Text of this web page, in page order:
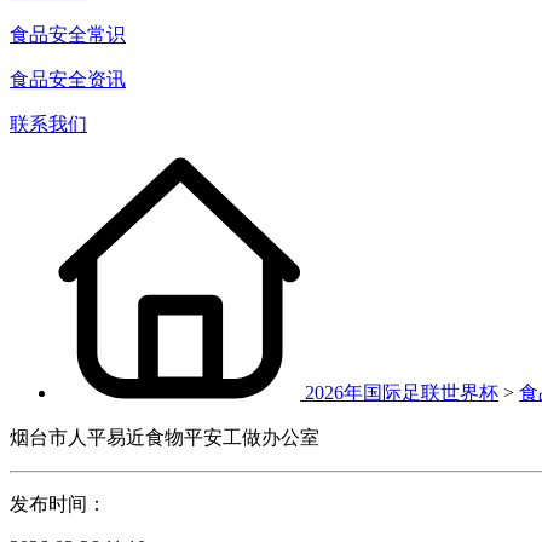
食品安全常识
食品安全资讯
联系我们
2026年国际足联世界杯 > 食
烟台市人平易近食物平安工做办公室
发布时间：